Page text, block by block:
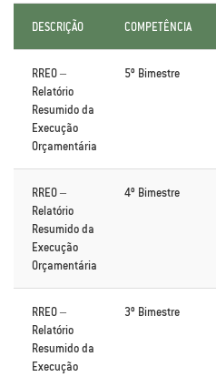
DESCRIÇÃO COMPETÊNCIA
RREO –
Relatório
Resumido da
Execução
Orçamentária
5º Bimestre
RREO –
Relatório
Resumido da
Execução
Orçamentária
4º Bimestre
RREO –
Relatório
Resumido da
Execução
3º Bimestre